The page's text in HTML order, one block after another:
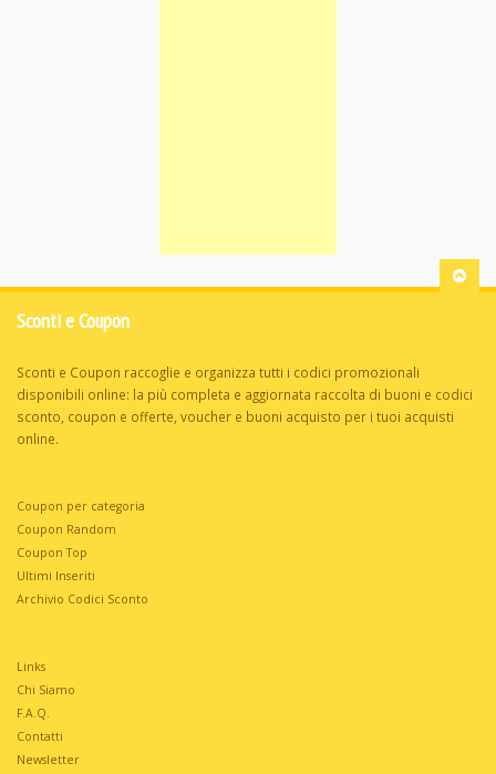
Sconti e Coupon
Sconti e Coupon raccoglie e organizza tutti i codici promozionali
disponibili online: la più completa e aggiornata raccolta di buoni e codici
sconto, coupon e offerte, voucher e buoni acquisto per i tuoi acquisti
online.
Coupon per categoria
Coupon Random
Coupon Top
Ultimi Inseriti
Archivio Codici Sconto
Links
Chi Siamo
F.A.Q.
Contatti
Newsletter